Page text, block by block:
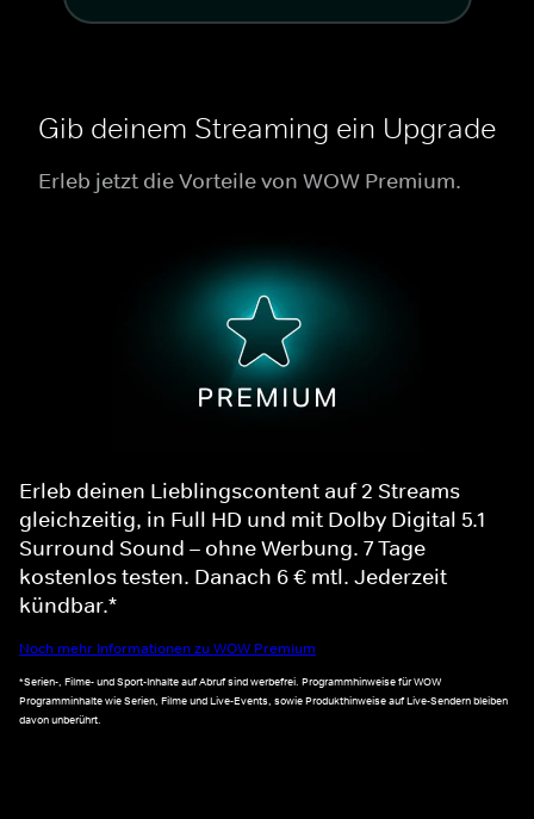
Gib deinem Streaming ein Upgrade
Erleb jetzt die Vorteile von WOW Premium.
Erleb deinen Lieblingscontent auf 2 Streams
gleichzeitig, in Full HD und mit Dolby Digital 5.1
Surround Sound – ohne Werbung. 7 Tage
kostenlos testen. Danach 6 € mtl. Jederzeit
kündbar.*
Noch mehr Informationen zu WOW Premium
*Serien-, Filme- und Sport-Inhalte auf Abruf sind werbefrei. Programmhinweise für WOW
Programminhalte wie Serien, Filme und Live-Events, sowie Produkthinweise auf Live-Sendern bleiben
davon unberührt.